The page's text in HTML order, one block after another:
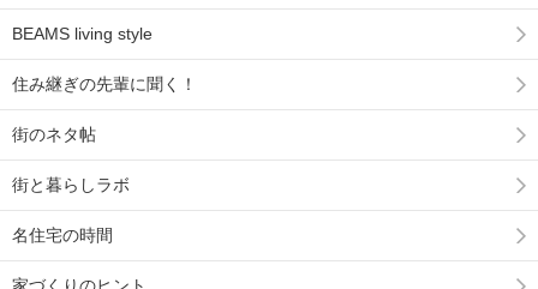
BEAMS living style
住み継ぎの先輩に聞く！
街のネタ帖
街と暮らしラボ
名住宅の時間